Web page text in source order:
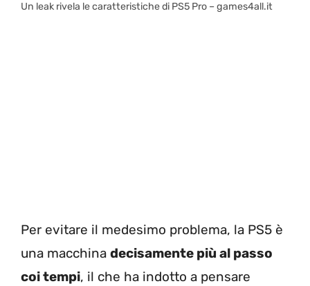
Un leak rivela le caratteristiche di PS5 Pro – games4all.it
Per evitare il medesimo problema, la PS5 è
una macchina decisamente più al passo
coi tempi, il che ha indotto a pensare